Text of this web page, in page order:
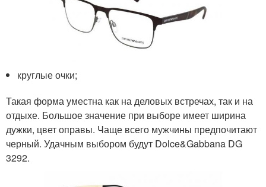
круглые очки;
Такая форма уместна как на деловых встречах, так и на
отдыхе. Большое значение при выборе имеет ширина
дужки, цвет оправы. Чаще всего мужчины предпочитают
черный. Удачным выбором будут Dolce&Gabbana DG
3292.